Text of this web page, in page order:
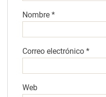
Nombre *
Correo electrónico *
Web